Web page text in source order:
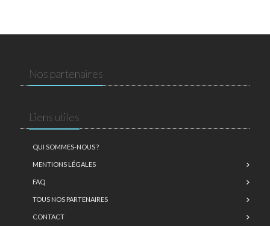
Nos partenaires
Liens utiles
QUI SOMMES-NOUS ?
MENTIONS LÉGALES
FAQ
TOUS NOS PARTENAIRES
CONTACT